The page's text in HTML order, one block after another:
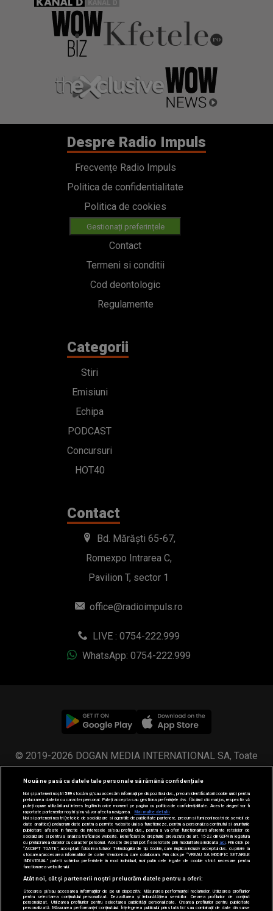
Despre Radio Impuls
Frecvențe Radio Impuls
Politica de confidentialitate
Politica de cookies
Gestionați preferințele
Contact
Termeni si conditii
Cod deontologic
Regulamente
Categorii
Stiri
Emisiuni
Echipa
PODCAST
Concursuri
HOT40
Contact
Bd. Mărăști 65-67,
Romexpo Intrarea C,
Pavilion T, sector 1
office@radioimpuls.ro
LIVE : 0754-222.999
WhatsApp: 0754-222.999
© 2019-2026 DOGAN MEDIA INTERNATIONAL SA, Toate
drepturile rezervate.
Nouă ne pasă ca datele tale personale să rămână confidențiale
Noi și partenerii noștri589stocăm și/sau accesăm informații pe dispozitivul dvs., precum identificatorii cookie unici pentru
prelucrarea datelor cu caracter personal. Puteți accepta sau gestiona preferințele dvs. făcând clic mai jos, respectiv vă
puteți opune utilizării unui interes legitim în orice moment pe pagina cu politica de confidențialitate. Aceste alegeri vor fi
raportate partenerilor noștri și nu vă vor afecta navigarea.
Mai multe detalii
Noi si partenerii nostri (retelele de socializare si agentiile de publicitate partenere, precum si furnizorii nostri de servicii de
date analitice) prelucram date pentru a permite website-ului sa functioneze, pentru a personaliza continutul si anunturile
publicitare afisate in functie de interesele si/sau profilul dvs., pentru a va oferi functionalitati aferente retelelor de
socializare si pentru a analiza traficul pe website. Beneficiati de drepturile prevazute de art. 15-22 din GDPR in legatura
cu prelucrarea datelor cu caracter personal. Aceste drepturi pot fi exercitate prin modalitatea indicataaici . Prin click pe
“ACCEPT TOATE”, acceptati folosirea tuturor Tehnologiilor de tip Cookie, care implica inclusiv acceptul dvs. cu privire la
stocarea/accesarea informatiilor de catre Vendor-ii cu care colaboram. Prin click pe “VREAU SA MODIFIC SETARILE
INDIVIDUAL” puteti schimba preferintele in mod individual, mai putin cele legate de cookie strict necesare pentru
functionarea website-ului.
Atât noi, cât și partenerii noștri prelucrăm datele pentru a oferi:
Stocarea și/sau accesarea informațiilor de pe un dispozitiv. Măsurarea performanței reclamelor. Utilizarea profilurilor
pentru selectarea conținutului personalizat. Dezvoltarea și îmbunătățirea serviciilor. Crearea profilurilor de conținut
personalizat. Utilizarea profilurilor pentru selectarea publicității personalizate. Crearea profilurilor pentru publicitate
personalizată. Măsurarea performanței conținutului. Înțelegerea publicului prin statistici sau combinații de date din surse